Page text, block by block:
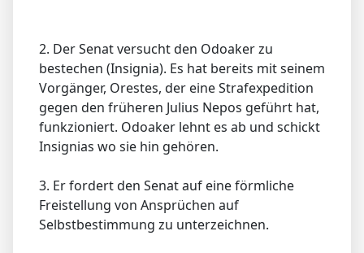
2. Der Senat versucht den Odoaker zu
bestechen (Insignia). Es hat bereits mit seinem
Vorgänger, Orestes, der eine Strafexpedition
gegen den früheren Julius Nepos geführt hat,
funkzioniert. Odoaker lehnt es ab und schickt
Insignias wo sie hin gehören.
3. Er fordert den Senat auf eine förmliche
Freistellung von Ansprüchen auf
Selbstbestimmung zu unterzeichnen.